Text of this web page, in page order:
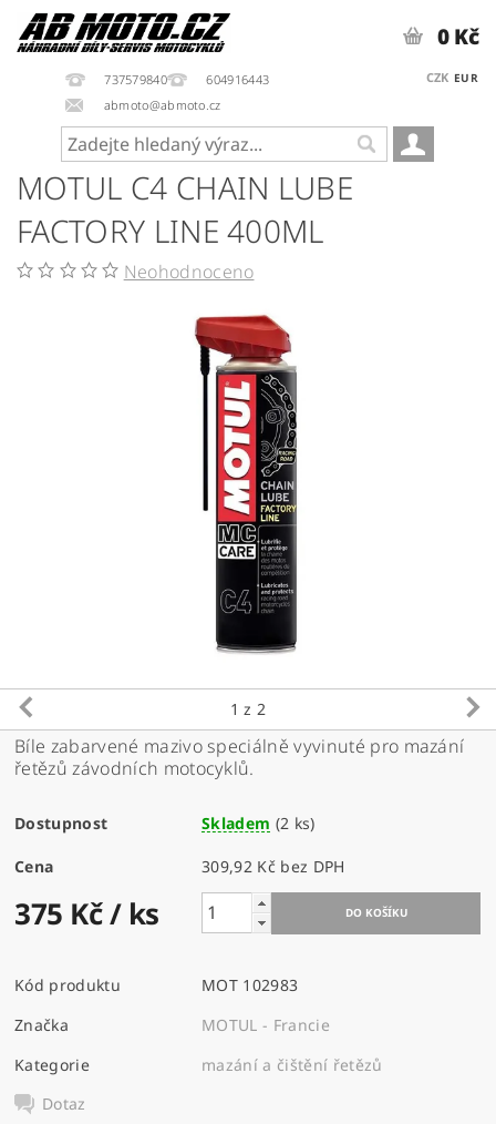
737579840
604916443
abmoto@abmoto.cz
CZK EUR
0 Kč
MOTUL C4 CHAIN LUBE
FACTORY LINE 400ML
Neohodnoceno
1 z 2
Bíle zabarvené mazivo speciálně vyvinuté pro mazání
řetězů závodních motocyklů.
Dostupnost Skladem (2 ks)
Cena 309,92 Kč bez DPH
375 Kč/ ks
Kód produktu
MOT 102983
Značka
MOTUL - Francie
Kategorie
mazání a čištění řetězů
Dotaz